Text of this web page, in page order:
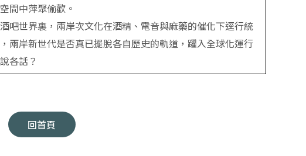
間中萍聚偷歡。
吧世界裏，兩岸次文化在酒精、電音與麻藥的催化下逕行統
兩岸新世代是否真已擺脫各自歷史的軌道，躍入全球化運行
各話？
回首頁